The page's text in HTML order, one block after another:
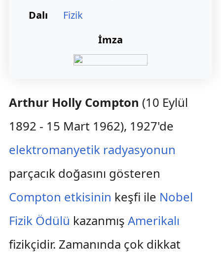
Dalı
Fizik
İmza
Arthur Holly Compton (10 Eylül
1892 - 15 Mart 1962), 1927'de
elektromanyetik radyasyonun
parçacık doğasını gösteren
Compton etkisinin keşfi ile Nobel
Fizik Ödülü kazanmış Amerikalı
fizikçidir. Zamanında çok dikkat